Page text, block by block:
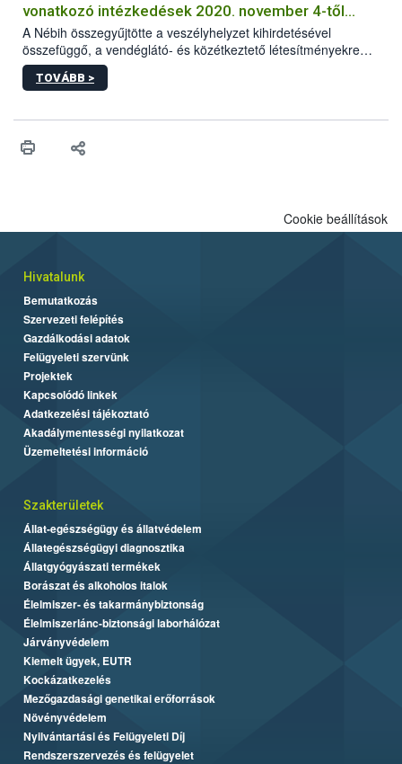
vonatkozó intézkedések 2020. november 4-től
visszavonásig
A Nébih összegyűjtötte a veszélyhelyzet kihirdetésével
összefüggő, a vendéglátó- és közétkeztető létesítményekre
vonatkozó legfontosabb és aktuális információkat.
TOVÁBB >
Cookie beállítások
Hivatalunk
Bemutatkozás
Szervezeti felépítés
Gazdálkodási adatok
Felügyeleti szervünk
Projektek
Kapcsolódó linkek
Adatkezelési tájékoztató
Akadálymentességi nyilatkozat
Üzemeltetési információ
Szakterületek
Állat-egészségügy és állatvédelem
Állategészségügyi diagnosztika
Állatgyógyászati termékek
Borászat és alkoholos italok
Élelmiszer- és takarmánybiztonság
Élelmiszerlánc-biztonsági laborhálózat
Járványvédelem
Kiemelt ügyek, EUTR
Kockázatkezelés
Mezőgazdasági genetikai erőforrások
Növényvédelem
Nyilvántartási és Felügyeleti Díj
Rendszerszervezés és felügyelet